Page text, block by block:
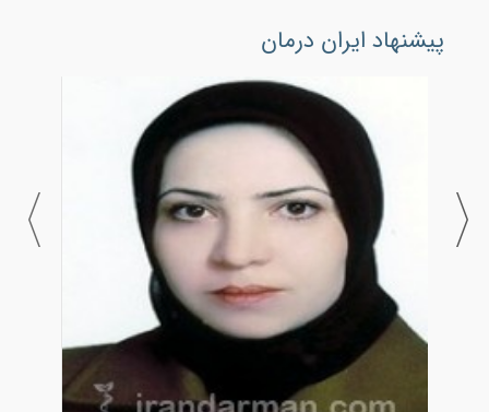
پیشنهاد ایران درمان